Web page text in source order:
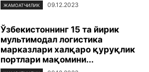
ЖАМОАТЧИЛИК 09.12.2023
Ўзбекистоннинг 15 та йирик
мультимодал логистика
марказлари халқаро қуруқлик
портлари мақомини...